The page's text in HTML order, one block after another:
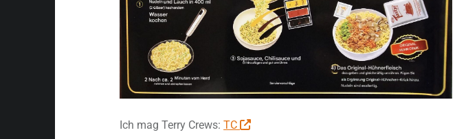
Ich mag Terry Crews:TC